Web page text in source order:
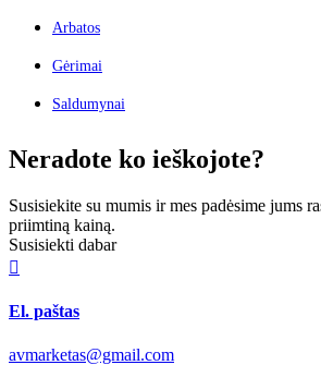
Arbatos
Gėrimai
Saldumynai
Neradote ko ieškojote?
Susisiekite su mumis ir mes padėsime jums
priimtiną kainą.
Susisiekti dabar

El. paštas
avmarketas@gmail.com